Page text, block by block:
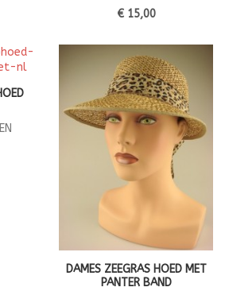
€ 15,00
DAMES ZEEGRAS HOED MET
PANTER BAND